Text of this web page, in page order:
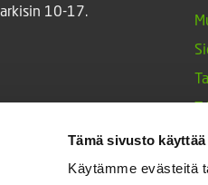
Tämä sivusto
Käytämme evästeitä
10-17.